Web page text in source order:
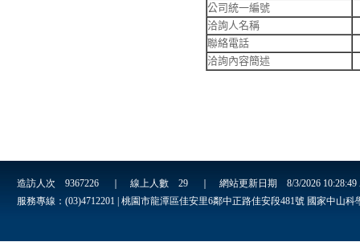
公司統一編號
洽詢人名稱
聯絡電話
洽詢內容簡述
造訪人次 9367226 ｜ 線上人數 29 ｜ 網站更新日期 8/3/2026
服務專線：(03)4712201 | 桃園市龍潭區佳安里6鄰中正路佳安段481號 國家中山